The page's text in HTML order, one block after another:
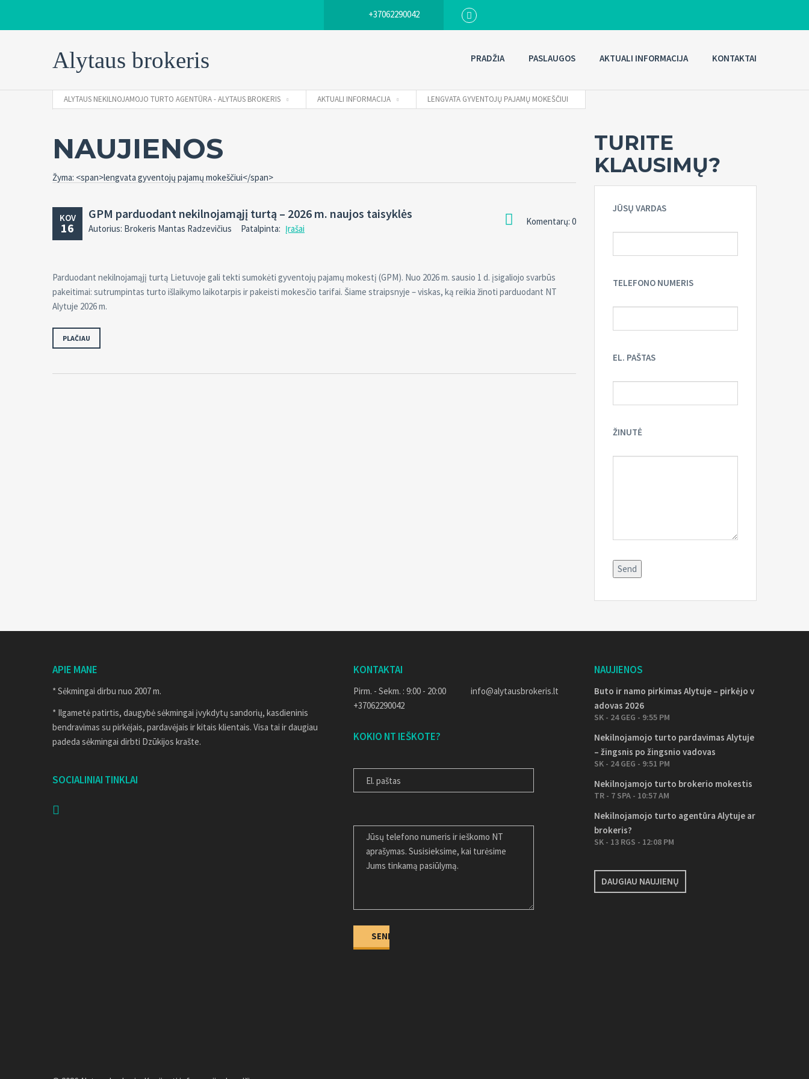
+37062290042
Alytaus brokeris PRADŽIA PASLAUGOS AKTUALI INFORMACIJA KONTAKTAI
ALYTAUS NEKILNOJAMOJO TURTO AGENTŪRA - ALYTAUS BROKERIS AKTUALI INFORMACIJA LENGVATA GYVENTOJŲ PAJAMŲ MOKEŠČIUI
NAUJIENOS
Žyma: <span>lengvata gyventojų pajamų mokeščiui</span>
KOV
16 Komentarų: 0
GPM parduodant nekilnojamąjį turtą – 2026 m. naujos taisyklės
Autorius: Brokeris Mantas Radzevičius Patalpinta: Įrašai
Parduodant nekilnojamąjį turtą Lietuvoje gali tekti sumokėti gyventojų pajamų mokestį (GPM). Nuo 2026 m. sausio 1 d. įsigaliojo svarbūs
pakeitimai: sutrumpintas turto išlaikymo laikotarpis ir pakeisti mokesčio tarifai. Šiame straipsnyje – viskas, ką reikia žinoti parduodant NT
Alytuje 2026 m.
PLAČIAU
TURITE
KLAUSIMŲ?
JŪSŲ VARDAS
TELEFONO NUMERIS
EL. PAŠTAS
ŽINUTĖ
APIE MANE
* Sėkmingai dirbu nuo 2007 m.
* Ilgametė patirtis, daugybė sėkmingai įvykdytų sandorių, kasdieninis
bendravimas su pirkėjais, pardavėjais ir kitais klientais. Visa tai ir daugiau
padeda sėkmingai dirbti Dzūkijos krašte.
SOCIALINIAI TINKLAI
KONTAKTAI
Pirm. - Sekm. : 9:00 - 20:00
+37062290042
info@alytausbrokeris.lt
KOKIO NT IEŠKOTE?
NAUJIENOS
Buto ir namo pirkimas Alytuje – pirkėjo v
adovas 2026
SK - 24 GEG - 9:55 PM
Nekilnojamojo turto pardavimas Alytuje
– žingsnis po žingsnio vadovas
SK - 24 GEG - 9:51 PM
Nekilnojamojo turto brokerio mokestis
TR - 7 SPA - 10:57 AM
Nekilnojamojo turto agentūra Alytuje ar
brokeris?
SK - 13 RGS - 12:08 PM
DAUGIAU NAUJIENŲ